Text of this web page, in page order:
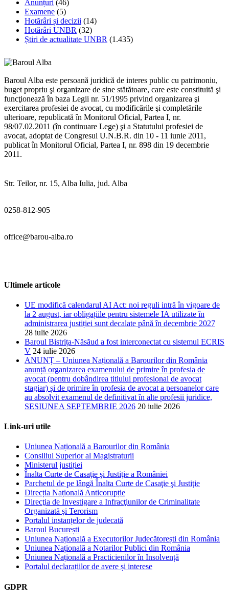
Anunțuri (46)
Examene (5)
Hotărâri și decizii (14)
Hotărâri UNBR (32)
Știri de actualitate UNBR (1.435)
Baroul Alba este persoană juridică de interes public cu patrimoniu,
buget propriu şi organizare de sine stătătoare, care este constituită şi
funcţionează în baza Legii nr. 51/1995 privind organizarea şi
exercitarea profesiei de avocat, cu modificările şi completările
ulterioare, republicată în Monitorul Oficial, Partea I, nr.
98/07.02.2011 (în continuare Lege) şi a Statutului profesiei de
avocat, adoptat de Congresul U.N.B.R. din 10 - 11 iunie 2011,
publicat în Monitorul Oficial, Partea I, nr. 898 din 19 decembrie
2011.
Str. Teilor, nr. 15, Alba Iulia, jud. Alba
0258-812-905
office@barou-alba.ro
Ultimele articole
UE modifică calendarul AI Act: noi reguli intră în vigoare de
la 2 august, iar obligațiile pentru sistemele IA utilizate în
administrarea justiției sunt decalate până în decembrie 2027
28 iulie 2026
Baroul Bistrița-Năsăud a fost interconectat cu sistemul ECRIS
V 24 iulie 2026
ANUNȚ – Uniunea Națională a Barourilor din România
anunță organizarea examenului de primire în profesia de
avocat (pentru dobândirea titlului profesional de avocat
stagiar) și de primire în profesia de avocat a persoanelor care
au absolvit examenul de definitivat în alte profesii juridice,
SESIUNEA SEPTEMBRIE 2026 20 iulie 2026
Link-uri utile
Uniunea Națională a Barourilor din România
Consiliul Superior al Magistraturii
Ministerul justiției
Înalta Curte de Casaţie şi Justiţie a României
Parchetul de pe lângă Înalta Curte de Casaţie şi Justiţie
Direcția Națională Anticorupție
Direcţia de Investigare a Infracţiunilor de Criminalitate
Organizată şi Terorism
Portalul instanțelor de judecată
Baroul București
Uniunea Națională a Executorilor Judecătorești din România
Uniunea Națională a Notarilor Publici din România
Uniunea Națională a Practicienilor în Insolvență
Portalul declarațiilor de avere și interese
GDPR